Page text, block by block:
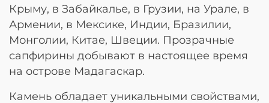
Крыму, в Забайкалье, в Грузии, на Урале, в
Армении, в Мексике, Индии, Бразилии,
Монголии, Китае, Швеции. Прозрачные
сапфирины добывают в настоящее время
на острове Мадагаскар.
Камень обладает уникальными свойствами,